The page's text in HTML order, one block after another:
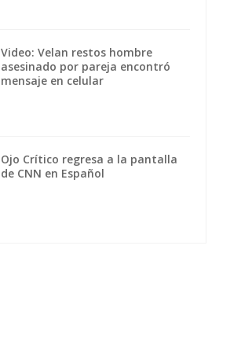
Video: Velan restos hombre
asesinado por pareja encontró
mensaje en celular
Ojo Crítico regresa a la pantalla
de CNN en Español